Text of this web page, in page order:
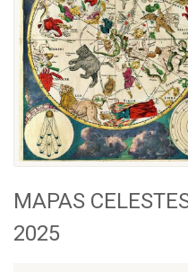
MAPAS
2025